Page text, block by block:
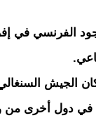
الفرنسي في
الجيش
في دول أخرى